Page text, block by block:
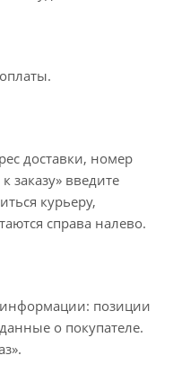
доставки, номер
заказу» введите
курьеру,
справа налево.
позиции
о покупателе.